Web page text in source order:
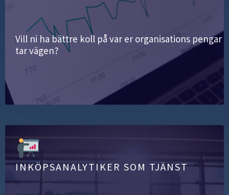
Vill ni ha bättre koll på var er organisations pengar
tar vägen?
INKÖPSANALYTIKER SOM TJÄNST